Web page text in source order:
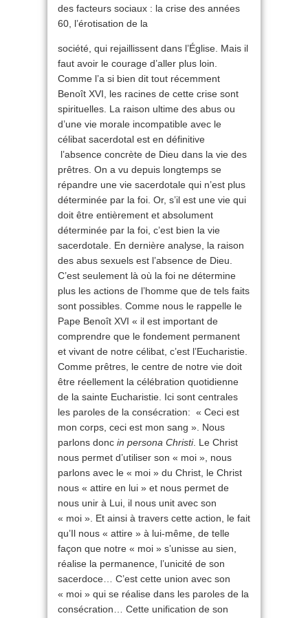
des facteurs sociaux : la crise des années
60, l’érotisation de la
société, qui rejaillissent dans l’Église. Mais il
faut avoir le courage d’aller plus loin.
Comme l’a si bien dit tout récemment
Benoît XVI, les racines de cette crise sont
spirituelles. La raison ultime des abus ou
d’une vie morale incompatible avec le
célibat sacerdotal est en définitive
l’absence concrète de Dieu dans la vie des
prêtres. On a vu depuis longtemps se
répandre une vie sacerdotale qui n’est plus
déterminée par la foi. Or, s’il est une vie qui
doit être entièrement et absolument
déterminée par la foi, c’est bien la vie
sacerdotale. En dernière analyse, la raison
des abus sexuels est l’absence de Dieu.
C’est seulement là où la foi ne détermine
plus les actions de l’homme que de tels faits
sont possibles. Comme nous le rappelle le
Pape Benoît XVI « il est important de
comprendre que le fondement permanent
et vivant de notre célibat, c’est l’Eucharistie.
Comme prêtres, le centre de notre vie doit
être réellement la célébration quotidienne
de la sainte Eucharistie. Ici sont centrales
les paroles de la consécration: « Ceci est
mon corps, ceci est mon sang ». Nous
parlons donc in persona Christi. Le Christ
nous permet d’utiliser son « moi », nous
parlons avec le « moi » du Christ, le Christ
nous « attire en lui » et nous permet de
nous unir à Lui, il nous unit avec son
« moi ». Et ainsi à travers cette action, le fait
qu’Il nous « attire » à lui-même, de telle
façon que notre « moi » s’unisse au sien,
réalise la permanence, l’unicité de son
sacerdoce… C’est cette union avec son
« moi » qui se réalise dans les paroles de la
consécration… Cette unification de son